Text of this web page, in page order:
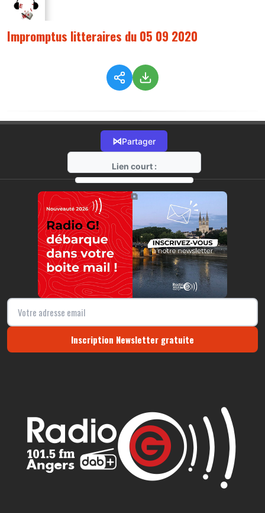
Impromptus litteraires du 05 09 2020
⋈Partager
Lien court :
https://radio-g.fr?2777
⧉
Inscription Newsletter gratuite